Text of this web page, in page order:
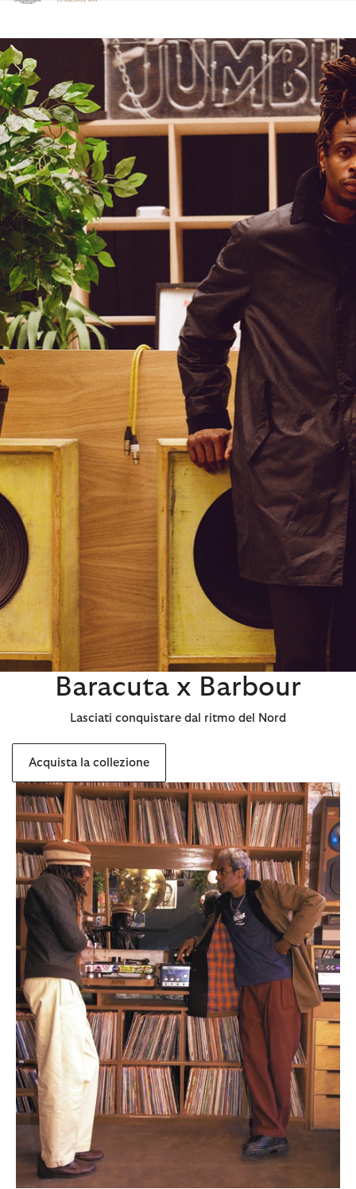
Clicca per visualizzare la nostra Dichiarazione di Accessibilità
Baracuta x Barbour
Lasciati conquistare dal ritmo del Nord
Acquista la collezione